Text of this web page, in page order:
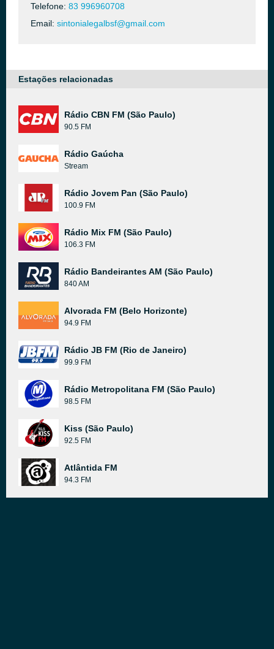
Telefone: 83 996960708
Email: sintonialegalbsf@gmail.com
Estações relacionadas
Rádio CBN FM (São Paulo)
90.5 FM
Rádio Gaúcha
Stream
Rádio Jovem Pan (São Paulo)
100.9 FM
Rádio Mix FM (São Paulo)
106.3 FM
Rádio Bandeirantes AM (São Paulo)
840 AM
Alvorada FM (Belo Horizonte)
94.9 FM
Rádio JB FM (Rio de Janeiro)
99.9 FM
Rádio Metropolitana FM (São Paulo)
98.5 FM
Kiss (São Paulo)
92.5 FM
Atlântida FM
94.3 FM